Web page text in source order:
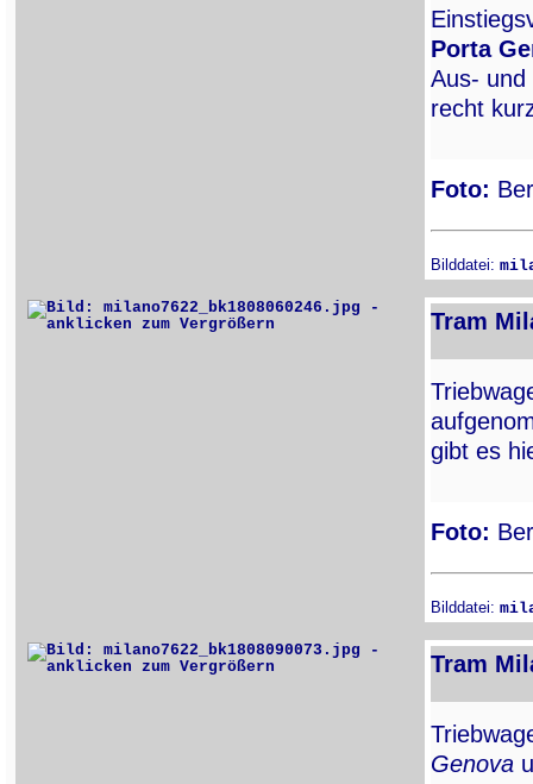
Porta
Aus- und
recht
Foto:
Bilddatei:
Tram
gibt es
Foto:
Bilddatei:
Tram
Genova